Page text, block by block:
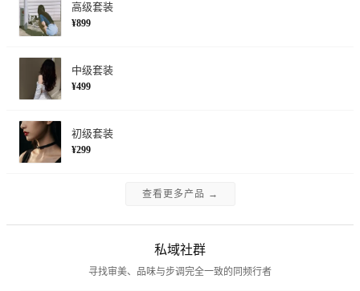
高级套装
¥899
中级套装
¥499
初级套装
¥299
查看更多产品 →
私域社群
寻找审美、品味与步调完全一致的同频行者